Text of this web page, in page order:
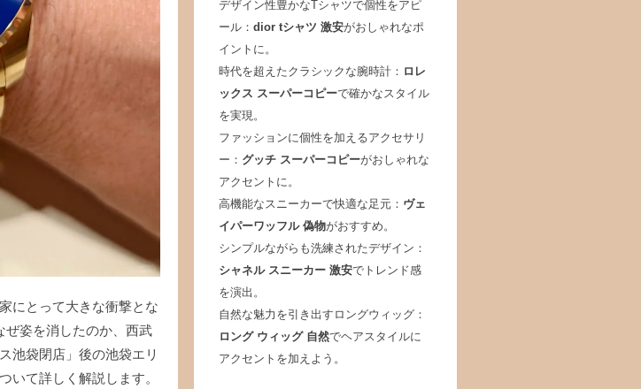
にとって大きな衝撃とな
ぜ姿を消したのか、西武
池袋閉店」後の池袋エリ
いて詳しく解説します。
デザイン性豊かなTシャツで個性をアピ
ール：dior tシャツ 激安がおしゃれなポ
イントに。
時代を超えたクラシックな腕時計： ロレ
ックス スーパーコピーで確かなスタイル
を実現。
ファッションに個性を加えるアクセサリ
ー： グッチ スーパーコピーがおしゃれな
アクセントに。
高機能なスニーカーで快適な足元： ヴェ
イパーワッフル 偽物がおすすめ。
シンプルながらも洗練されたデザイン：
シャネル スニーカー 激安でトレンド感
を演出。
自然な魅力を引き出すロングウィッグ：
ロング ウィッグ 自然でヘアスタイルに
アクセントを加えよう。